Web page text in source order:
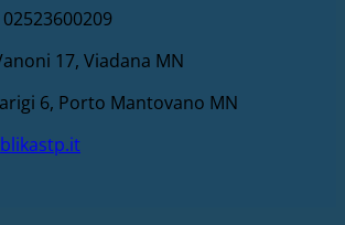
02523600209
17, Viadana MN
6, Porto Mantovano MN